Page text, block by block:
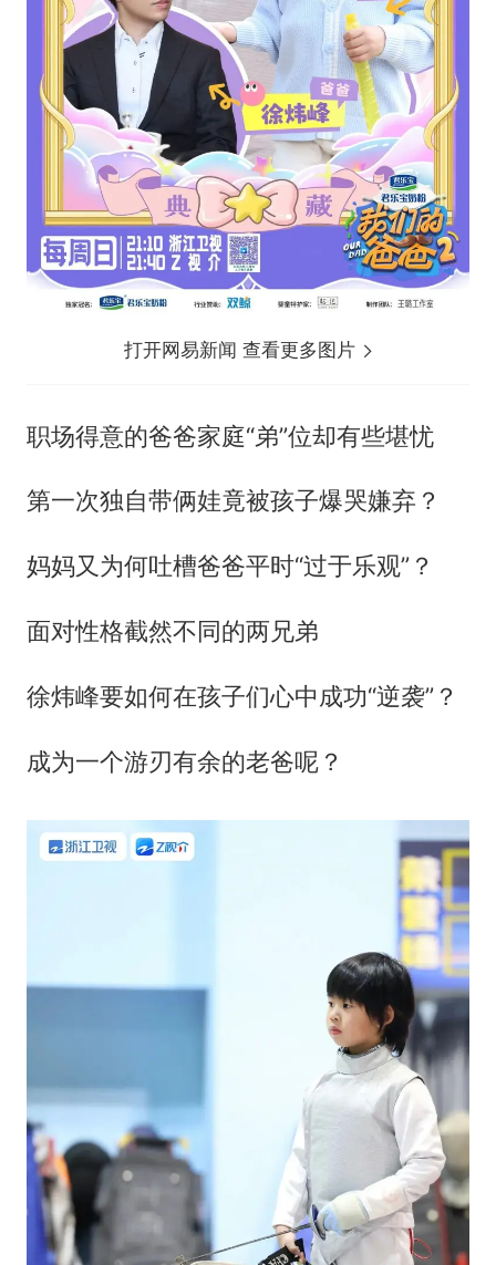
打开网易新闻 查看更多图片
职场得意的爸爸家庭“弟”位却有些堪忧
第一次独自带俩娃竟被孩子爆哭嫌弃？
妈妈又为何吐槽爸爸平时“过于乐观”？
面对性格截然不同的两兄弟
徐炜峰要如何在孩子们心中成功“逆袭”？
成为一个游刃有余的老爸呢？